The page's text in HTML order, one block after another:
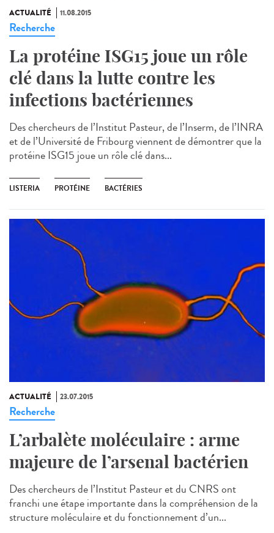
ACTUALITÉ 11.08.2015
Recherche
La protéine ISG15 joue un rôle
clé dans la lutte contre les
infections bactériennes
Des chercheurs de l’Institut Pasteur, de l’Inserm, de l’INRA
et de l’Université de Fribourg viennent de démontrer que la
protéine ISG15 joue un rôle clé dans...
LISTERIA PROTÉINE BACTÉRIES
ACTUALITÉ 23.07.2015
Recherche
L’arbalète moléculaire : arme
majeure de l’arsenal bactérien
Des chercheurs de l’Institut Pasteur et du CNRS ont
franchi une étape importante dans la compréhension de la
structure moléculaire et du fonctionnement d’un...